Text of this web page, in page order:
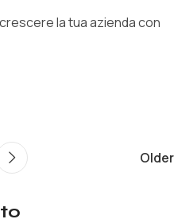
la tua azienda con
Older